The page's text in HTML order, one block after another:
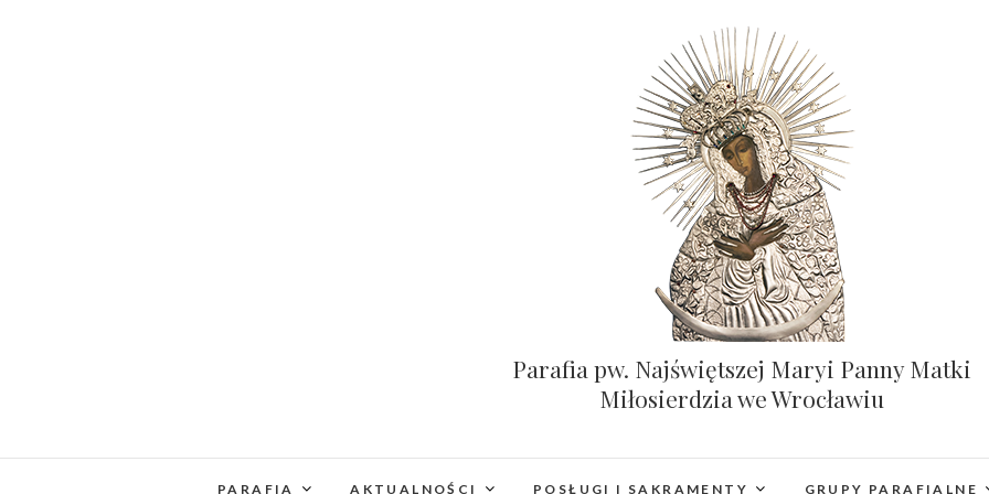
Parafia pw. Najświętszej Maryi Panny Matki
Miłosierdzia we Wrocławiu
PARAFIA AKTUALNOŚCI POSŁUGI I SAKRAMENTY GRUPY PARAFIALNE